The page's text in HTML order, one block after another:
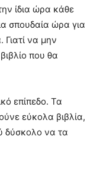
ίδια ώρα κάθε
σπουδαία ώρα για
Γιατί να µην
που θα
επίπεδο. Τα
εύκολα βιβλία,
δύσκολο να τα